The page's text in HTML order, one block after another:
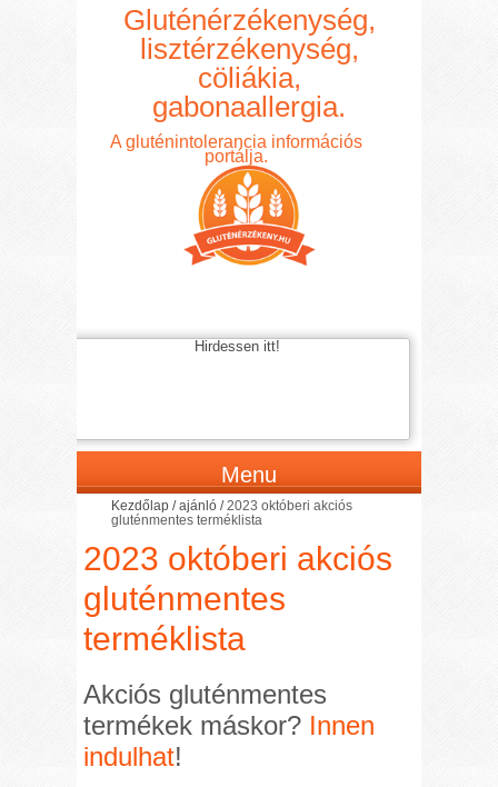
Gluténérzékenység,
lisztérzékenység,
cöliákia,
gabonaallergia.
A gluténintolerancia információs
portálja.
Hirdessen itt!
Menu
Kezdőlap /ajánló /2023 októberi akciós
gluténmentes terméklista
2023 októberi akciós
gluténmentes
terméklista
Akciós gluténmentes
termékek máskor? Innen
indulhat!